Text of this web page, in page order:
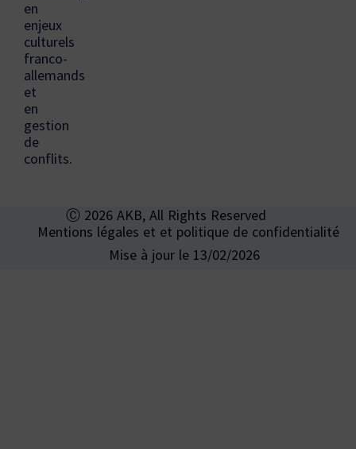
en
enjeux
culturels
franco-
allemands
et
en
gestion
de
conflits.
Ⓒ 2026 AKB, All Rights Reserved
Mentions légales et et politique de confidentialité
Mise à jour le 13/02/2026